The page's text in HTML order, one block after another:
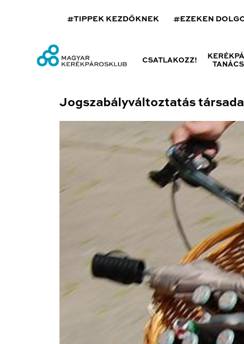
#TIPPEK KEZDŐKNEK #EZEKEN
CSATLAKOZZ!
Jogszabályváltoztatás